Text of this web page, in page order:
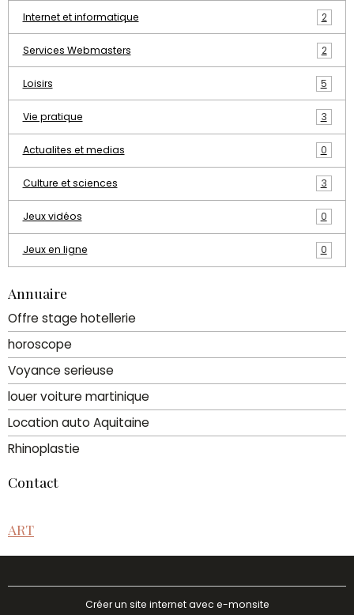
Internet et informatique 2
Services Webmasters 2
Loisirs 5
Vie pratique 3
Actualites et medias 0
Culture et sciences 3
Jeux vidéos 0
Jeux en ligne 0
Annuaire
Offre stage hotellerie
horoscope
Voyance serieuse
louer voiture martinique
Location auto Aquitaine
Rhinoplastie
Contact
ART
Créer un site internet avec e-monsite